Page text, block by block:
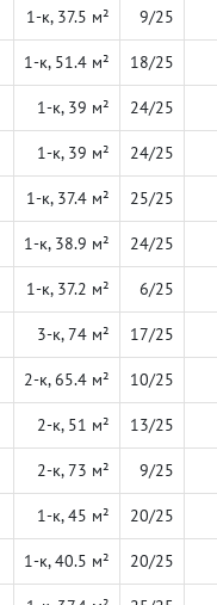
1-к, 37.5 м² 9/25
1-к, 51.4 м² 18/25
1-к, 39 м² 24/25
1-к, 39 м² 24/25
1-к, 37.4 м² 25/25
1-к, 38.9 м² 24/25
1-к, 37.2 м² 6/25
3-к, 74 м² 17/25
2-к, 65.4 м² 10/25
2-к, 51 м² 13/25
2-к, 73 м² 9/25
1-к, 45 м² 20/25
1-к, 40.5 м² 20/25